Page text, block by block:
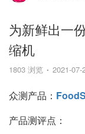
为新鲜出一
缩机
1803 浏览 2021-07-
众测产品：
产品测评点：